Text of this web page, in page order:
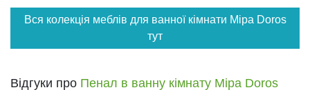
Вся колекція меблів для ванної кімнати Міра Doros
тут
Відгуки про Пенал в ванну кімнату Міра Doros